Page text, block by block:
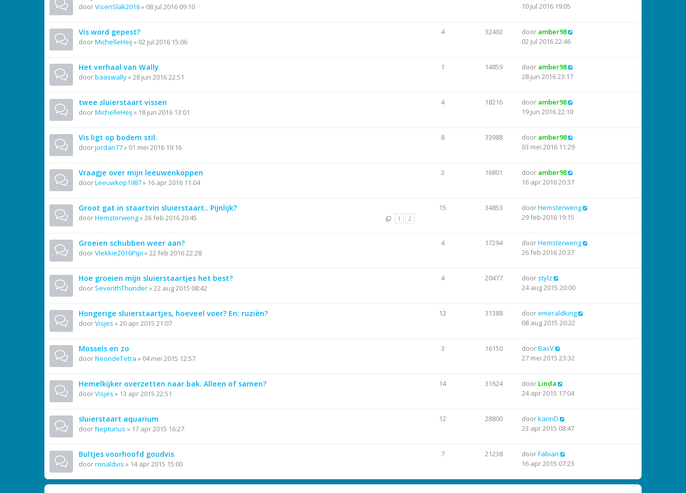
doorVisenSlak2016» 08 jul 2016 09:10
10 jul 2016 19:05
Vis word gepest?
doorMichelleHeij » 02 jul 2016 15:06
4 32402 door amber98
02 jul 2016 22:46
Het verhaal van Wally
doorbaaswally»28 jun 2016 22:51
1 14859 door amber98
28 jun 2016 23:17
twee sluierstaart vissen
doorMichelleHeij » 18 jun 2016 13:01
4 18216 door amber98
19 jun 2016 22:10
Vis ligt op bodem stil.
doorjordan77» 01 mei 2016 19:16
8 33988 door amber98
03 mei 2016 11:29
Vraagje over mijn leeuwenkoppen
doorLeeuwkop1987» 16 apr 2016 11:04
2 16801 door amber98
16 apr 2016 20:37
Groot gat in staartvin sluierstaart.. Pijnlijk?
doorHemsterweng»26 feb 2016 20:45 1 2
15 34853 doorHemsterweng
29 feb 2016 19:15
Groeien schubben weer aan?
doorVlekkie2016Pipi »22 feb 2016 22:28
4 17294 doorHemsterweng
26 feb 2016 20:37
Hoe groeien mijn sluierstaartjes het best?
door SeventhThunder»22 aug 2015 08:42
4 20477 door stylz
24 aug 2015 20:00
Hongerige sluierstaartjes, hoeveel voer? En: ruziën?
doorVisjes »20 apr 2015 21:07
12 31388 dooremeraldking
08 aug 2015 20:22
Mossels en zo
doorNeondeTetra » 04 mei 2015 12:57
3 16150 doorBasV
27 mei 2015 23:32
Hemelkijker overzetten naar bak. Alleen of samen?
doorVisjes » 13 apr 2015 22:51
14 31624 door Linda
24 apr 2015 17:04
sluierstaart aquarium
doorNeptunus » 17 apr 2015 16:27
12 28800 doorkarinD
23 apr 2015 08:47
Bultjes voorhoofd goudvis
doorronaldvis » 14 apr 2015 15:00
7 21238 doorFabian
16 apr 2015 07:23